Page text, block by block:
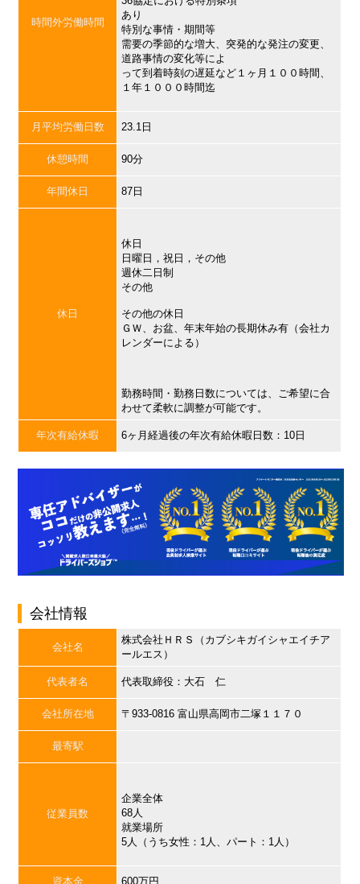
時間外労働時間
あり
特別な事情・期間等
需要の季節的な増大、突発的な発注の変更、
道路事情の変化等によ
って到着時刻の遅延など１ヶ月１００時間、
１年１０００時間迄
月平均労働日数 23.1日
休憩時間 90分
年間休日 87日
休日
休日
日曜日，祝日，その他
週休二日制
その他
その他の休日
ＧＷ、お盆、年末年始の長期休み有（会社カ
レンダーによる）
勤務時間・勤務日数については、ご希望に合
わせて柔軟に調整が可能です。
年次有給休暇 6ヶ月経過後の年次有給休暇日数：10日
会社情報
会社名
株式会社ＨＲＳ（カブシキガイシャエイチア
ールエス）
代表者名 代表取締役：大石 仁
会社所在地 〒933-0816 富山県高岡市二塚１１７０
最寄駅
従業員数
企業全体
68人
就業場所
5人（うち女性：1人、パート：1人）
資本金 600万円